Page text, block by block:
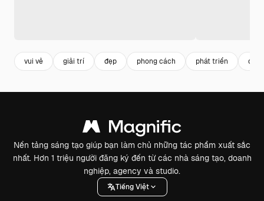
vui vẻ giải trí đẹp phong cách phát triển
Nền tảng sáng tạo giúp bạn làm chủ những tác phẩm xuất sắc
nhất. Hơn 1 triệu người đăng ký đến từ các nhà sáng tạo, doanh
nghiệp, agency và studio.
Tiếng Việt